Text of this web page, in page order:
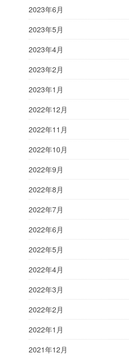
2023年6月
2023年5月
2023年4月
2023年2月
2023年1月
2022年12月
2022年11月
2022年10月
2022年9月
2022年8月
2022年7月
2022年6月
2022年5月
2022年4月
2022年3月
2022年2月
2022年1月
2021年12月